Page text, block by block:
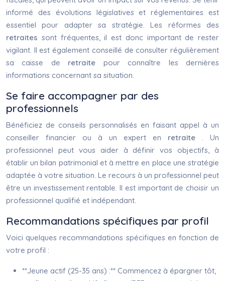
informé des évolutions législatives et réglementaires est
essentiel pour adapter sa stratégie. Les réformes des
retraites sont fréquentes, il est donc important de rester
vigilant. Il est également conseillé de consulter régulièrement
sa caisse de retraite pour connaître les dernières
informations concernant sa situation.
Se faire accompagner par des
professionnels
Bénéficiez de conseils personnalisés en faisant appel à un
conseiller financier ou à un expert en retraite . Un
professionnel peut vous aider à définir vos objectifs, à
établir un bilan patrimonial et à mettre en place une stratégie
adaptée à votre situation. Le recours à un professionnel peut
être un investissement rentable. Il est important de choisir un
professionnel qualifié et indépendant.
Recommandations spécifiques par profil
Voici quelques recommandations spécifiques en fonction de
votre profil :
**Jeune actif (25-35 ans) :** Commencez à épargner tôt,